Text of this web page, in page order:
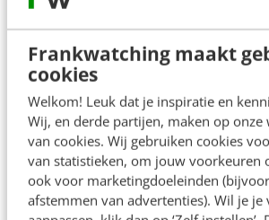
Frankwatching maakt
cookies
Welkom! Leuk dat je inspiratie en
Wij, en derde partijen, maken op onze
van cookies. Wij gebruiken cookies
van statistieken, om jouw voorkeuren
ook voor marketingdoeleinden
afstemmen van advertenties). Wil je je
afslaan. Waar deze lead met
aandacht (nurturing) wel over
zijn getrokken, valt deze nu af
waardeloos. Zonde. Bied dus
jouw klant op dat moment
Goud in het midden van